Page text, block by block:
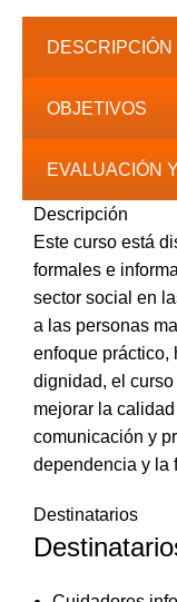
DESCRIPCIÓN
OBJETIVOS
EVALUACIÓN
Descripción
Este curso está
formales e
sector social en
a las personas
enfoque práctico,
dignidad, el
mejorar la
comunicación y
dependencia y la
Destinatarios